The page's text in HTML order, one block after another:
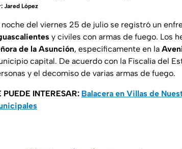
Jared López
noche del viernes 25 de julio se registró un
y civiles con armas de fuego. Los
de la Asunción, específicamente en la
capital. De acuerdo con la Fiscalía del
y el decomiso de varias armas de fuego.
PUEDE INTERESAR: Balacera en Villas de